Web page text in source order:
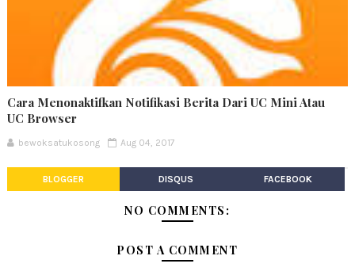
Cara Menonaktifkan Notifikasi Berita Dari UC Mini Atau
UC Browser
bewoksatukosong Aug 04, 2017
BLOGGER DISQUS FACEBOOK
NO COMMENTS:
POST A COMMENT